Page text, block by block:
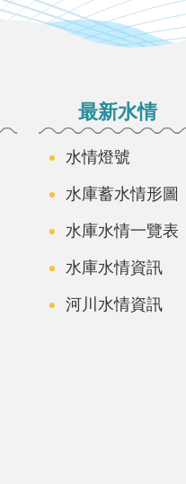
最新水情
水情燈號
水庫蓄水情形圖
水庫水情一覽表
水庫水情資訊
河川水情資訊